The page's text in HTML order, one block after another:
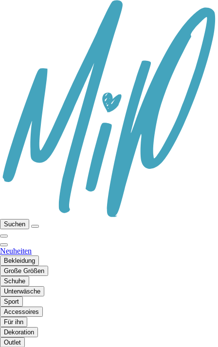
Suchen
Neuheiten
Bekleidung
Große Größen
Schuhe
Unterwäsche
Sport
Accessoires
Für ihn
Dekoration
Outlet